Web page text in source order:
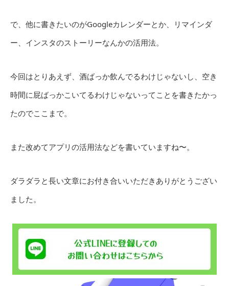
で、他に書きたいのがGoogleカレンダーとか、リマインダ
ー、インスタのストーリーなんかの活用法。
今回はとりあえず、酒ばっか飲んでるわけじゃないし、空き
時間に屁ばっかこいてるわけじゃないってことを書きたかっ
たのでここまで。
また改めてアプリの活用法などを書いていますね〜。
ダラダラと長い文章にお付き合いいただきありがとうござい
ました。